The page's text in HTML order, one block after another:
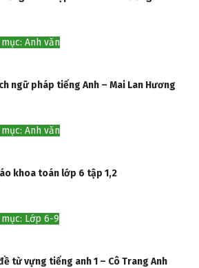
Anh văn
ngữ pháp tiếng Anh – Mai Lan Hương
Anh văn
khoa toán lớp 6 tập 1,2
Lớp 6-9
từ vựng tiếng anh 1 – Cô Trang Anh